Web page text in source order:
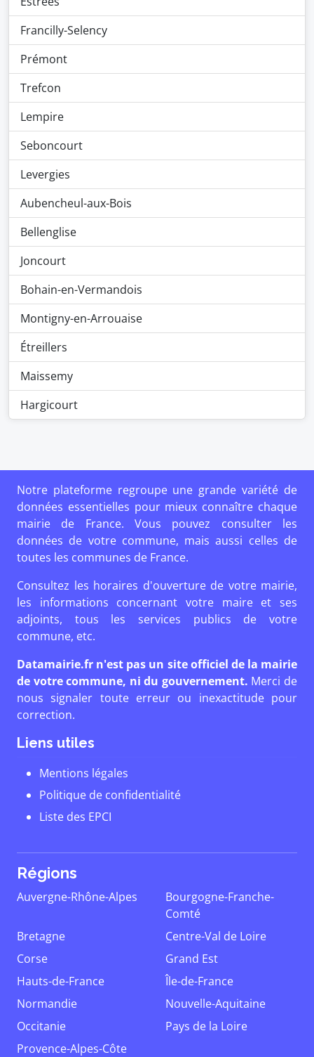
Francilly-Selency
Prémont
Trefcon
Lempire
Seboncourt
Levergies
Aubencheul-aux-Bois
Bellenglise
Joncourt
Bohain-en-Vermandois
Montigny-en-Arrouaise
Étreillers
Maissemy
Hargicourt
Notre plateforme regroupe une grande variété de
données essentielles pour mieux connaître chaque
mairie de France. Vous pouvez consulter les
données de votre commune, mais aussi celles de
toutes les communes de France.
Consultez les horaires d'ouverture de votre mairie,
les informations concernant votre maire et ses
adjoints, tous les services publics de votre
commune, etc.
Datamairie.fr n'est pas un site officiel de la mairie
de votre commune, ni du gouvernement. Merci de
nous signaler toute erreur ou inexactitude pour
correction.
Liens utiles
Mentions légales
Politique de confidentialité
Liste des EPCI
Régions
Auvergne-Rhône-Alpes
Bourgogne-Franche-
Comté
Bretagne
Centre-Val de Loire
Corse
Grand Est
Hauts-de-France
Île-de-France
Normandie
Nouvelle-Aquitaine
Occitanie
Pays de la Loire
Provence-Alpes-Côte